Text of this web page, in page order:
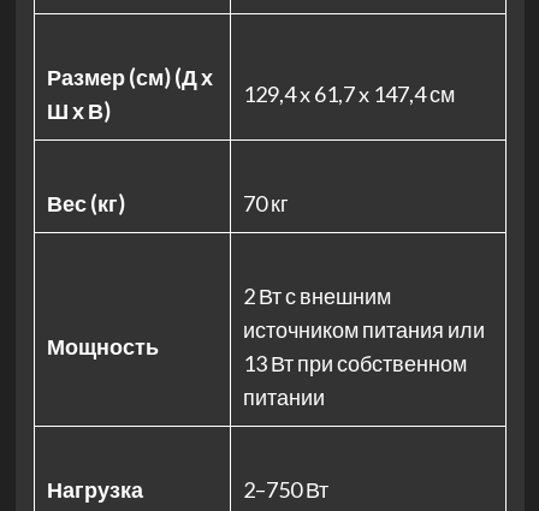
Размер (см) (Д х
Ш х В)
129,4 x 61,7 x 147,4 см
Вес (кг) 70 кг
Мощность
2 Вт с внешним
источником питания или
13 Вт при собственном
питании
Нагрузка 2–750 Вт